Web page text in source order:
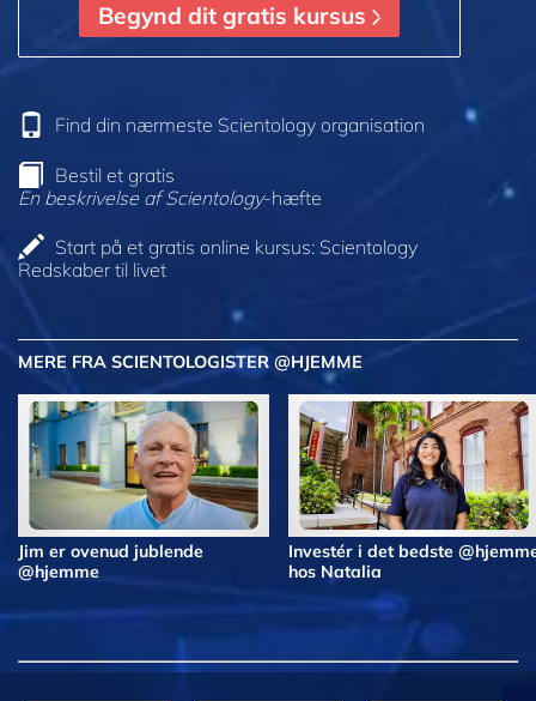
Begynd dit gratis kursus
Find din nærmeste Scientology organisation
Bestil et gratis
En beskrivelse af Scientology-hæfte
Start på et gratis online kursus: Scientology
Redskaber til livet
MERE FRA SCIENTOLOGISTER @HJEMME
Jim er ovenud jublende
@hjemme
Investér i det bedste
hos Natalia